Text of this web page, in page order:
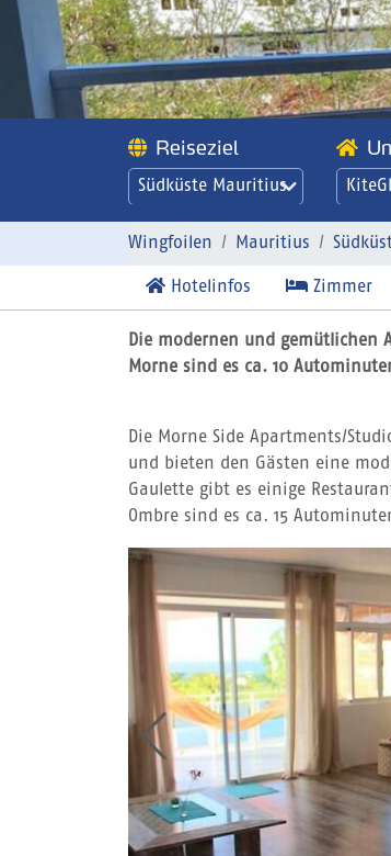
Reiseziel
Südküste Mauritius
Wingfoilen Mauritius
Hotelinfos Zimmer
Die modernen und gemütlichen
Morne sind es ca. 10
Die Morne Side Apartments/
und bieten den Gästen eine
Gaulette gibt es einige
Ombre sind es ca. 15